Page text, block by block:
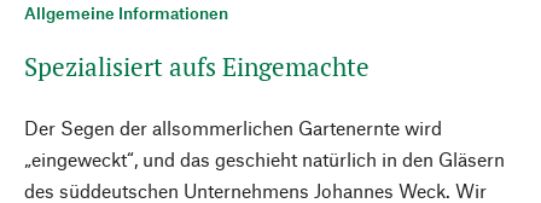
Allgemeine Informationen
Spezialisiert aufs Eingemachte
Der Segen der allsommerlichen Gartenernte wird
„eingeweckt“, und das geschieht natürlich in den Gläsern
des süddeutschen Unternehmens Johannes Weck. Wir